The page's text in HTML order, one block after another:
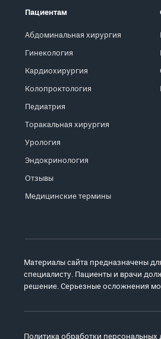
Пациентам
Абдоминальная хирургия
Гинекология
Кардиохирургия
Колопроктология
Педиатрия
Торакальная хирургия
Урология
Эндокринология
Отзывы
Медицинские термины
Материалы сайта предназначены
специалисту. Пациенты и врачи
решение. Серьезные осложнения
Политика обработки персональных